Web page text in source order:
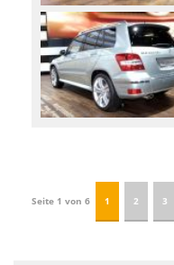
Seite 1 von 6 1 2 3